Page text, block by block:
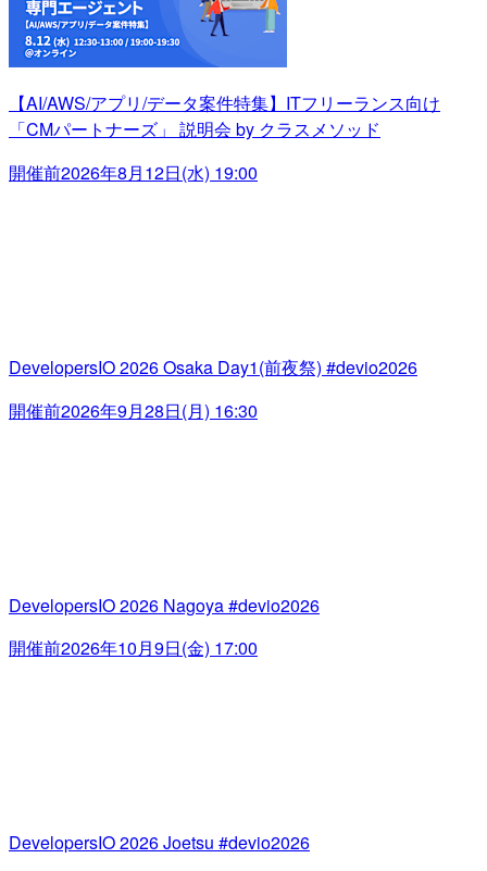
【AI/AWS/アプリ/データ案件特集】ITフリーランス向け
「CMパートナーズ」 説明会 by クラスメソッド
開催前2026年8月12日(水) 19:00
DevelopersIO 2026 Osaka Day1(前夜祭) #devio2026
開催前2026年9月28日(月) 16:30
DevelopersIO 2026 Nagoya #devio2026
開催前2026年10月9日(金) 17:00
DevelopersIO 2026 Joetsu #devio2026